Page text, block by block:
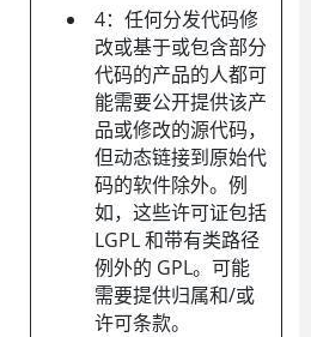
4：任何分发代码修
改或基于或包含部分
代码的产品的人都可
能需要公开提供该产
品或修改的源代码，
但动态链接到原始代
码的软件除外。例
如，这些许可证包括
LGPL 和带有类路径
例外的 GPL。可能
需要提供归属和/或
许可条款。